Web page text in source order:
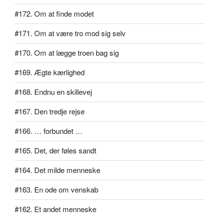
#172. Om at finde modet
#171. Om at være tro mod sig selv
#170. Om at lægge troen bag sig
#169. Ægte kærlighed
#168. Endnu en skillevej
#167. Den tredje rejse
#166. … forbundet …
#165. Det, der føles sandt
#164. Det milde menneske
#163. En ode om venskab
#162. Et andet menneske